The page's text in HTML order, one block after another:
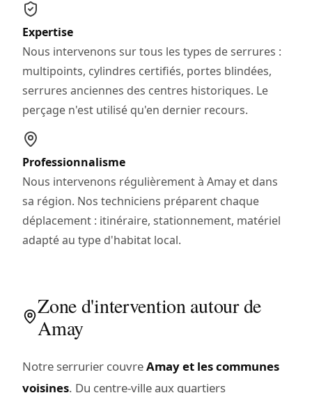
Expertise
Nous intervenons sur tous les types de serrures :
multipoints, cylindres certifiés, portes blindées,
serrures anciennes des centres historiques. Le
perçage n'est utilisé qu'en dernier recours.
Professionnalisme
Nous intervenons régulièrement à Amay et dans
sa région. Nos techniciens préparent chaque
déplacement : itinéraire, stationnement, matériel
adapté au type d'habitat local.
Zone d'intervention autour de
Amay
Notre serrurier couvreAmay et les communes
voisines. Du centre-ville aux quartiers